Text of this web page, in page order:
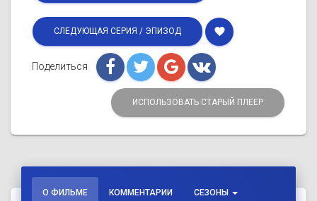
СЛЕДУЮЩАЯ СЕРИЯ / ЭПИЗОД favorite
Поделиться
ИСПОЛЬЗОВАТЬ СТАРЫЙ ПЛЕЕР
О ФИЛЬМЕ КОММЕНТАРИИ СЕЗОНЫ